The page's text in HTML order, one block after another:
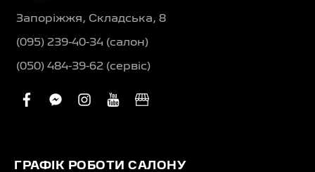
Запоріжжя, Складська, 8
(095) 239-40-34 (салон)
(050) 484-39-62 (сервіс)
facebook
facebook-
instagram
youtube
business
ГРАФІК РОБОТИ САЛОНУ